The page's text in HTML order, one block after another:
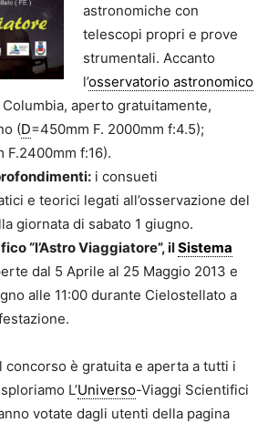
astronomiche con
telescopi propri e prove
strumentali. Accanto
l’osservatorio astronomico
aperto gratuitamente,
(D=450mm F. 2000mm f:4.5);
F.2400mm f:16).
i consueti
e teorici legati all’osservazione del
giornata di sabato 1 giugno.
“l’Astro Viaggiatore”, ilSistema
dal 5 Aprile al 25 Maggio 2013 e
alle 11:00 durante Cielostellato a
concorso è gratuita e aperta a tutti i
L’Universo-Viaggi Scientifici
votate dagli utenti della pagina